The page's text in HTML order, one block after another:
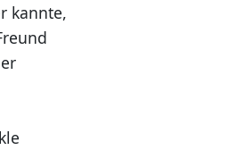
kannte,